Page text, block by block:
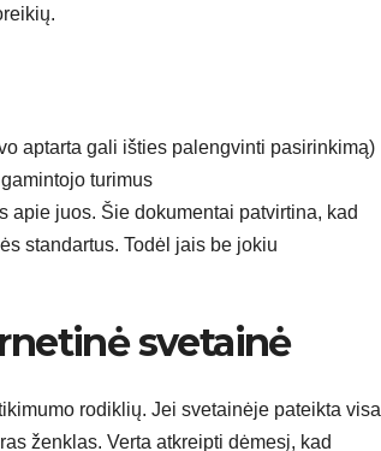
aptarta gali išties palengvinti pasirinkimą)
turimus
apie juos. Šie dokumentai patvirtina, kad
standartus. Todėl jais be jokiu
svetainė
rodiklių. Jei svetainėje pateikta visa
ženklas. Verta atkreipti dėmesį, kad